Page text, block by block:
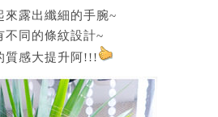
來露出纖細的手腕~
不同的條紋設計~
質感大提升阿!!!